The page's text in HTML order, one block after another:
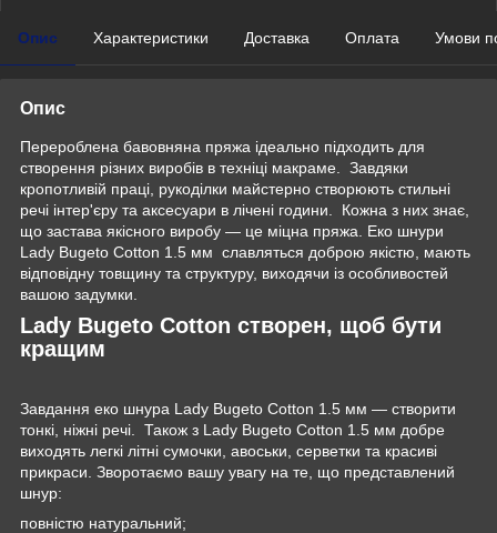
Опис Характеристики Доставка Оплата Умови
Опис
Перероблена‌ ‌бавовняна‌ ‌пряжа‌ ‌ідеально‌ ‌підходить‌ ‌для‌
‌створення‌ ‌різних‌ ‌виробів‌ ‌в‌‌‌‌ техніці макраме. ‌ ‌Завдяки
кропотливій праці, рукоділки майстерно створюють стильні
речі інтер'єру та аксесуари в лічені години. ‌Кожна‌‌ з‌‌ них‌ ‌знає,‌
‌що‌ ‌застава ‌якісного‌ ‌виробу‌ — ‌це‌ ‌міцна‌ ‌пряжа. Еко‌ ‌шнури‌
‌Lady Bugeto Cotton ‌1.5 ‌мм ‌ славляться‌ ‌доброю ‌якістю,‌ ‌мають
відповідну товщину ‌та ‌структуру, ‌виходячи‌ ‌із‌ ‌особливостей‌
‌вашою‌ ‌задумки.‌
Lady Bugeto Cotton ‌створен,‌ ‌щоб‌ ‌бути‌
‌кращим‌
Завдання ‌еко‌ ‌шнура‌ ‌Lady Bugeto Cotton ‌1.5 ‌мм‌ ‌— ‌створити‌
‌тонкі,‌ ‌ніжні‌ ‌речі‌. ‌ Також‌ ‌з Lady Bugeto Cotton‌ ‌1.5 ‌мм‌ ‌добре‌
‌виходять‌ ‌легкі літні сумочки, авоськи, серветки та‌ красиві‌
‌прикраси.‌ ‌Зворотаємо ‌вашу ‌увагу ‌на‌ ‌те,‌ ‌що‌ ‌‌‌‌‌‌‌‌‌‌‌‌‌‌‌‌‌‌‌‌‌‌‌‌представлений
шнур:
повністю‌ ‌натуральний;‌